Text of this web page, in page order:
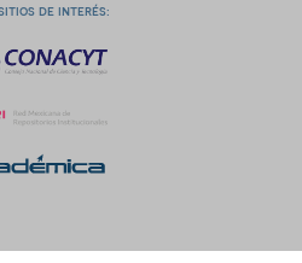
de interés: